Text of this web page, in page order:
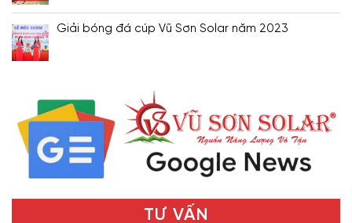
Giải bóng đá cúp Vũ Sơn Solar năm 2023
TƯ VẤN